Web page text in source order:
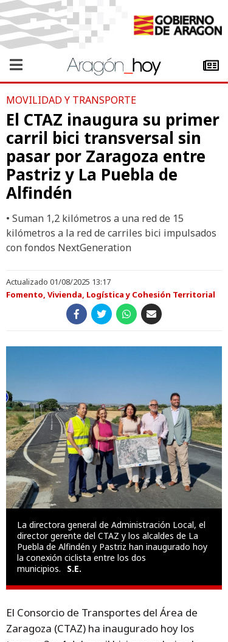
MOVILIDAD Y TRANSPORTE
El CTAZ inaugura su primer
carril bici transversal sin
pasar por Zaragoza entre
Pastriz y La Puebla de
Alfindén
• Suman 1,2 kilómetros a una red de 15
kilómetros a la red de carriles bici impulsados
con fondos NextGeneration
Actualizado 01/08/2025 13:17
Fomento, Vivienda, Logística y Cohesión Territorial
La directora general de Administración Local, el
director gerente del CTAZ y los alcaldes de La
Puebla de Alfindén y Pastriz han inaugurado hoy
la conexión ciclista entre los dos
municipios.
S.E.
El Consorcio de Transportes del Área de
Zaragoza (CTAZ) ha inaugurado hoy los